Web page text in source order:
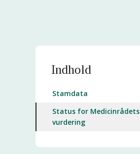
Indhold
Stamdata
Status for Medicinrådets
vurdering